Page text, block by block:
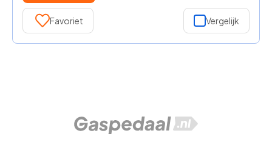
Favoriet Vergelijk